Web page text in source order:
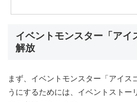
イベントモンスター「アイ
解放
まず、イベントモンスター「アイス
うにするためには、イベントストー